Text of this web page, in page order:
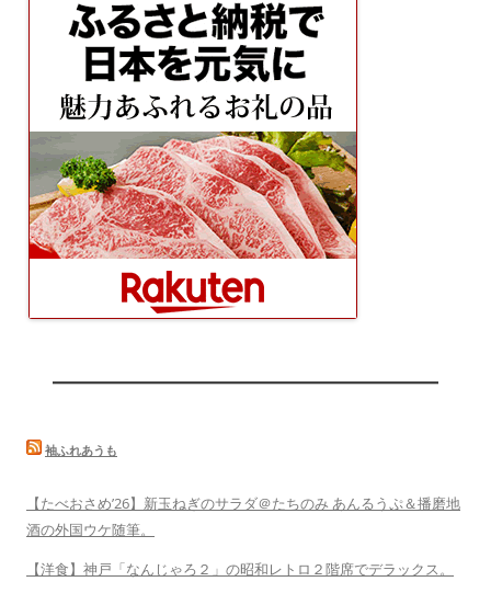
袖ふれあうも
【たべおさめ’26】新玉ねぎのサラダ＠たちのみ あんるうぷ＆播磨地
酒の外国ウケ随筆。
【洋食】神戸「なんじゃろ２」の昭和レトロ２階席でデラックス。